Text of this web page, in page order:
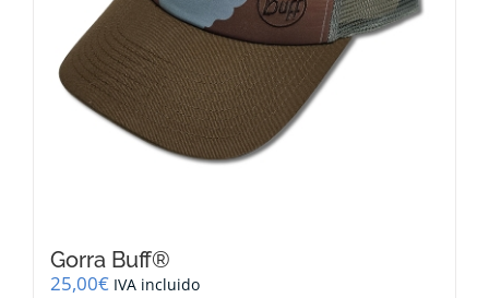
Gorra Buff®
25,00€ IVA incluido